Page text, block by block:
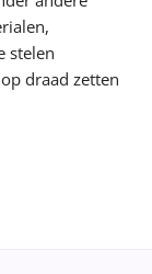
stelen
draad zetten